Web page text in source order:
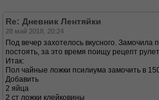
Re: Дневник Лентяйки
28 май 2018, 20:24
Под вечер захотелось вкусного.
постоять, за это время поищу рецепт
Итак:
Пол чайные ложки псилиума замочить в
Добавить
2 яйца
2 ст ложки клейковины